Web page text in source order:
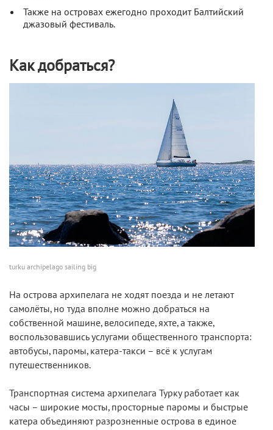
Также на островах ежегодно проходит Балтийский
джазовый фестиваль.
Как добраться?
turku archipelago sailing big
На острова архипелага не ходят поезда и не летают
самолёты, но туда вполне можно добраться на
собственной машине, велосипеде, яхте, а также,
воспользовавшись услугами общественного транспорта:
автобусы, паромы, катера-такси – всё к услугам
путешественников.
Транспортная система архипелага Турку работает как
часы – широкие мосты, просторные паромы и быстрые
катера объединяют разрозненные острова в единое